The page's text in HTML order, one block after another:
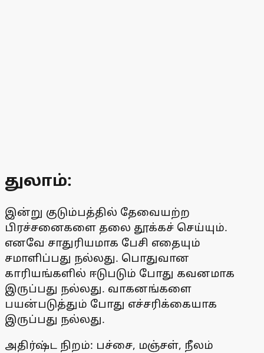
துலாம்:
இன்று குடும்பத்தில் தேவையற்ற
பிரச்சனைகளை தலை தூக்கச் செய்யும்.
எனவே சாதுரியமாக பேசி எதையும்
சமாளிப்பது நல்லது. பொதுவான
காரியங்களில் ஈடுபடும் போது கவனமாக
இருப்பது நல்லது. வாகனங்களை
பயன்படுத்தும் போது எச்சரிக்கையாக
இருப்பது நல்லது.
அதிர்ஷ்ட நிறம்: பச்சை, மஞ்சள், நீலம்